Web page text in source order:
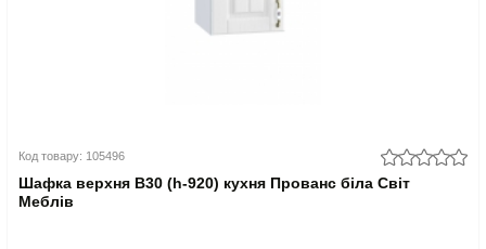
Код товару: 105496
Шафка верхня В30 (h-920) кухня Прованс біла Світ
Меблів